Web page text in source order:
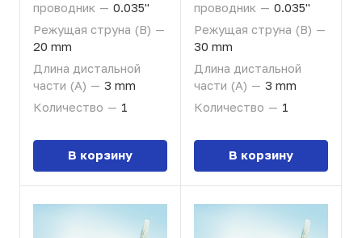
проводник — 0.035"
Режущая струна (B) —
20 mm
Длина дистальной
части (A) — 3 mm
Количество — 1
В корзину
проводник — 0.035"
Режущая струна (B) —
30 mm
Длина дистальной
части (A) — 3 mm
Количество — 1
В корзину